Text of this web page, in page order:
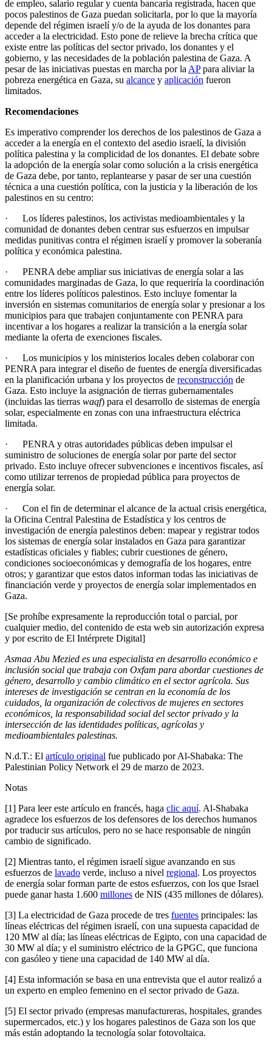
de empleo, salario regular y cuenta bancaria registrada, hacen que
pocos palestinos de Gaza puedan solicitarla, por lo que la mayoría
depende del régimen israelí y/o de la ayuda de los donantes para
acceder a la electricidad. Esto pone de relieve la brecha crítica que
existe entre las políticas del sector privado, los donantes y el
gobierno, y las necesidades de la población palestina de Gaza. A
pesar de las iniciativas puestas en marcha por la APpara aliviar la
pobreza energética en Gaza, su alcance y aplicación fueron
limitados.
Recomendaciones
Es imperativo comprender los derechos de los palestinos de Gaza a
acceder a la energía en el contexto del asedio israelí, la división
política palestina y la complicidad de los donantes. El debate sobre
la adopción de la energía solar como solución a la crisis energética
de Gaza debe, por tanto, replantearse y pasar de ser una cuestión
técnica a una cuestión política, con la justicia y la liberación de los
palestinos en su centro:
· Los líderes palestinos, los activistas medioambientales y la
comunidad de donantes deben centrar sus esfuerzos en impulsar
medidas punitivas contra el régimen israelí y promover la soberanía
política y económica palestina.
· PENRA debe ampliar sus iniciativas de energía solar a las
comunidades marginadas de Gaza, lo que requeriría la coordinación
entre los líderes políticos palestinos. Esto incluye fomentar la
inversión en sistemas comunitarios de energía solar y presionar a los
municipios para que trabajen conjuntamente con PENRA para
incentivar a los hogares a realizar la transición a la energía solar
mediante la oferta de exenciones fiscales.
· Los municipios y los ministerios locales deben colaborar con
PENRA para integrar el diseño de fuentes de energía diversificadas
en la planificación urbana y los proyectos de reconstrucción de
Gaza. Esto incluye la asignación de tierras gubernamentales
(incluidas las tierras waqf) para el desarrollo de sistemas de energía
solar, especialmente en zonas con una infraestructura eléctrica
limitada.
· PENRA y otras autoridades públicas deben impulsar el
suministro de soluciones de energía solar por parte del sector
privado. Esto incluye ofrecer subvenciones e incentivos fiscales, así
como utilizar terrenos de propiedad pública para proyectos de
energía solar.
· Con el fin de determinar el alcance de la actual crisis energética,
la Oficina Central Palestina de Estadística y los centros de
investigación de energía palestinos deben: mapear y registrar todos
los sistemas de energía solar instalados en Gaza para garantizar
estadísticas oficiales y fiables; cubrir cuestiones de género,
condiciones socioeconómicas y demografía de los hogares, entre
otros; y garantizar que estos datos informan todas las iniciativas de
financiación verde y proyectos de energía solar implementados en
Gaza.
[Se prohíbe expresamente la reproducción total o parcial, por
cualquier medio, del contenido de esta web sin autorización expresa
y por escrito de El Intérprete Digital]
Asmaa Abu Mezied es una especialista en desarrollo económico e
inclusión social que trabaja con Oxfam para abordar cuestiones de
género, desarrollo y cambio climático en el sector agrícola. Sus
intereses de investigación se centran en la economía de los
cuidados, la organización de colectivos de mujeres en sectores
económicos, la responsabilidad social del sector privado y la
intersección de las identidades políticas, agrícolas y
medioambientales palestinas.
N.d.T.: El artículo original fue publicado por Al-Shabaka: The
Palestinian Policy Network el 29 de marzo de 2023.
Notas
[1] Para leer este artículo en francés, haga clic aquí. Al-Shabaka
agradece los esfuerzos de los defensores de los derechos humanos
por traducir sus artículos, pero no se hace responsable de ningún
cambio de significado.
[2] Mientras tanto, el régimen israelí sigue avanzando en sus
esfuerzos de lavado verde, incluso a nivel regional. Los proyectos
de energía solar forman parte de estos esfuerzos, con los que Israel
puede ganar hasta 1.600 millones de NIS (435 millones de dólares).
[3] La electricidad de Gaza procede de tres fuentes principales: las
líneas eléctricas del régimen israelí, con una supuesta capacidad de
120 MW al día; las líneas eléctricas de Egipto, con una capacidad de
30 MW al día; y el suministro eléctrico de la GPGC, que funciona
con gasóleo y tiene una capacidad de 140 MW al día.
[4] Esta información se basa en una entrevista que el autor realizó a
un experto en empleo femenino en el sector privado de Gaza.
[5] El sector privado (empresas manufactureras, hospitales, grandes
supermercados, etc.) y los hogares palestinos de Gaza son los que
más están adoptando la tecnología solar fotovoltaica.